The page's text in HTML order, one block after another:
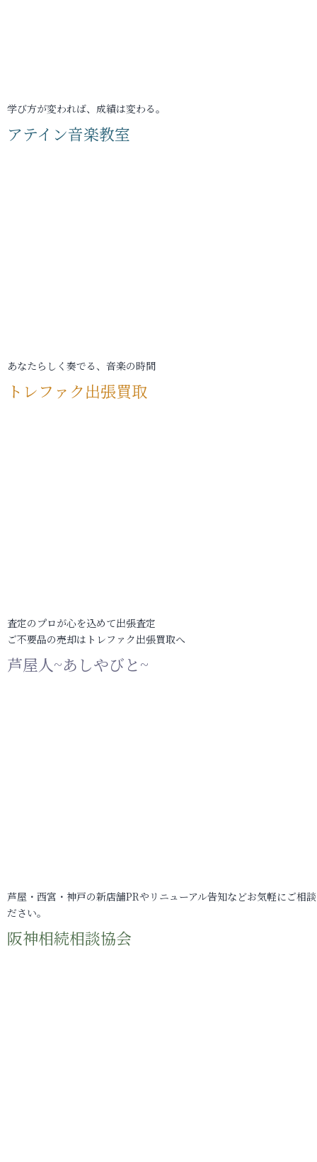
学び方が変われば、成績は変わる。
アテイン音楽教室
あなたらしく奏でる、音楽の時間
トレファク出張買取
査定のプロが心を込めて出張査定
ご不要品の売却はトレファク出張買取へ
芦屋人~あしやびと~
芦屋・西宮・神戸の新店舗PRやリニューアル告知などお気軽にご相
ださい。
阪神相続相談協会